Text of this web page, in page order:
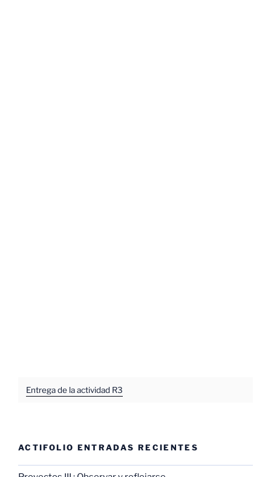
Entrega de la actividad R3
ACTIFOLIO ENTRADAS RECIENTES